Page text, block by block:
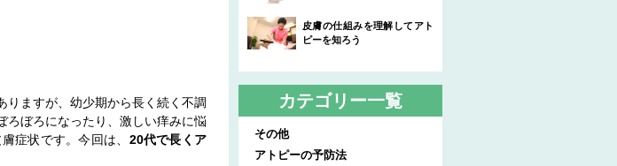
りますが、幼少期から長く続く不調
ろぼろになったり、激しい痒みに悩
症状です。今回は、 20代で長くア
皮膚の仕組みを理解してアト
ピーを知ろう
カテゴリー一覧
その他
アトピーの予防法